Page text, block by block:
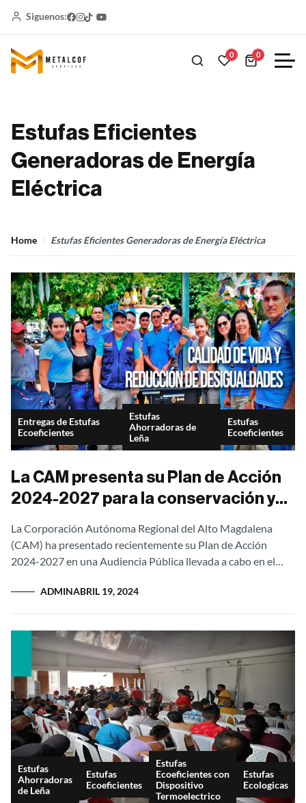
Siguenos:
0 0
Estufas Eficientes
Generadoras de Energía
Eléctrica
Home Estufas Eficientes Generadoras de Energía Eléctrica
Entregas de Estufas
Ecoeficientes
Estufas
Ahorradoras de
Leña
Estufas
Ecoeficientes
La CAM presenta su Plan de Acción
2024-2027 para la conservación y
naturales en el departamento de
Huila
La Corporación Autónoma Regional del Alto Magdalena
(CAM) ha presentado recientemente su Plan de Acción
2024-2027 en una Audiencia Pública llevada a cabo en el
ADMINABRIL 19, 2024
Estufas
Ahorradoras
de Leña
Estufas
Ecoeficientes
Estufas
Ecoeficientes con
Dispositivo
Termoelectrico
Estufas
Ecologicas